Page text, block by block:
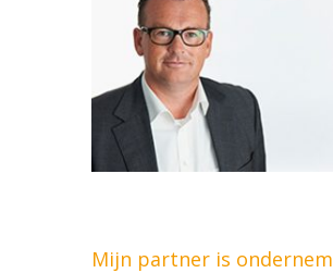
Mijn partner is